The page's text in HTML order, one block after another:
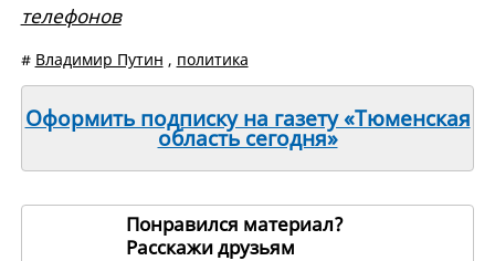
телефонов
# Владимир Путин , политика
Оформить подписку на газету «Тюменская
область сегодня»
Понравился материал?
Расскажи друзьям